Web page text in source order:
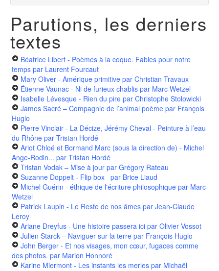
Parutions, les derniers
textes
Béatrice Libert - Poèmes à la coque. Fables pour notre
temps par Laurent Fourcaut
Mary Oliver - Amérique primitive par Christian Travaux
Étienne Vaunac - Ni de furieux chablis par Marc Wetzel
Isabelle Lévesque - Rien du pire par Christophe Stolowicki
James Sacré – Compagnie de l’animal poème par François
Huglo
Pierre Vinclair - La Décize, Jérémy Cheval - Peinture à l’eau
du Rhône par Tristan Hordé
Ariot Chloé et Bormand Marc (sous la direction de) - Michel
Ange-Rodin... par Tristan Hordé
Tristan Vodak – Mise à jour par Grégory Rateau
Suzanne Doppelt - Flip box par Brice Liaud
Michel Guérin - éthique de l'écriture philosophique par Marc
Wetzel
Patrick Laupin - Le Reste de nos âmes par Jean-Claude
Leroy
Ariane Dreyfus - Une histoire passera ici par Olivier Vossot
Julien Starck – Naviguer sur la terre par François Huglo
John Berger - Et nos visages, mon cœur, fugaces comme
des photos. par Marion Honnoré
Karine Miermont - Les instants les merles par Michaël